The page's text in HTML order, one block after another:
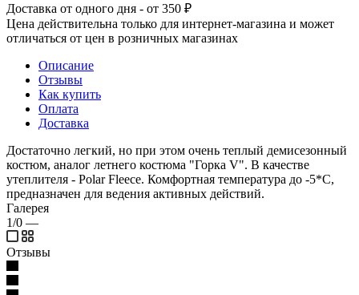
Доставка от одного дня - от 350 ₽
Цена действительна только для интернет-магазина и может
отличаться от цен в розничных магазинах
Описание
Отзывы
Как купить
Оплата
Доставка
Достаточно легкий, но при этом очень теплый демисезонный
костюм, аналог летнего костюма "Горка V". В качестве
утеплителя - Polar Fleece. Комфортная температура до -5*С,
предназначен для ведения активных действий.
Галерея
1/0 —
Отзывы